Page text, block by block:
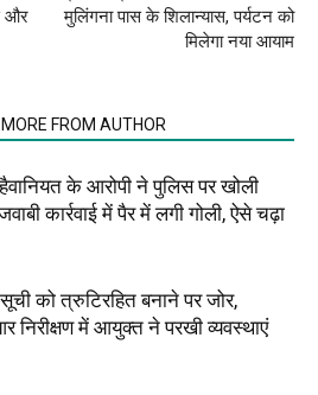
और
मुलिंगना पास के शिलान्यास, पर्यटन को
मिलेगा नया आयाम
MORE FROM AUTHOR
के आरोपी ने पुलिस पर खोली
कार्रवाई में पैर में लगी गोली, ऐसे चढ़ा
को त्रुटिरहित बनाने पर जोर,
निरीक्षण में आयुक्त ने परखी व्यवस्थाएं